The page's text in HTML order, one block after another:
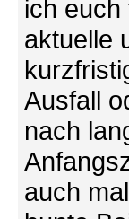
ich
aktuelle
Ausfall
nach
auch